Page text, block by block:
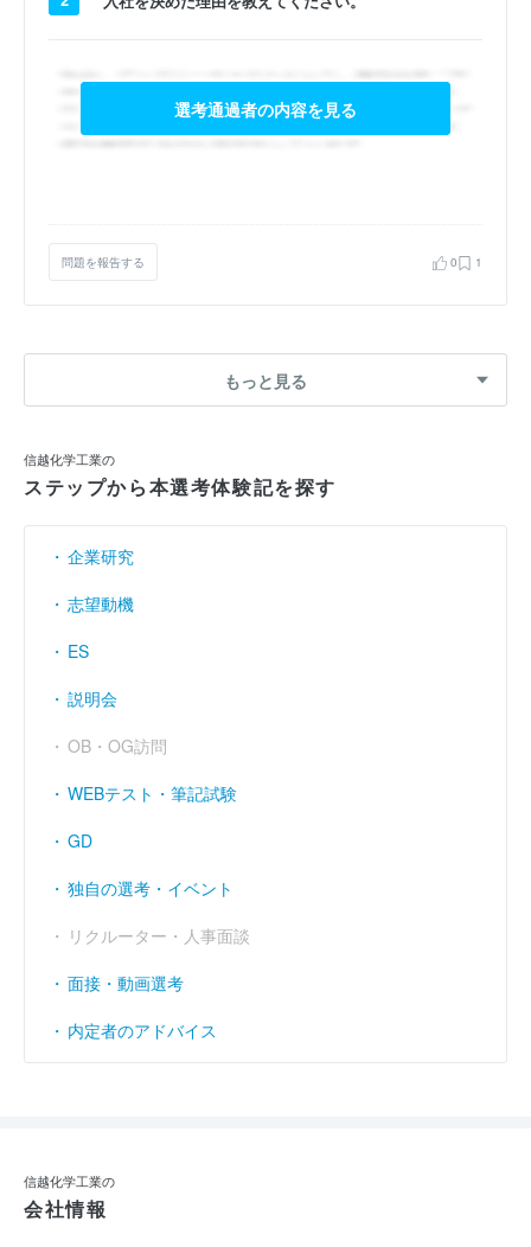
選考通過者の内容を見る
問題を報告する 0 1
もっと見る
信越化学工業の
ステップから本選考体験記を探す
企業研究
志望動機
ES
説明会
OB・OG訪問
WEBテスト・筆記試験
GD
独自の選考・イベント
リクルーター・人事面談
面接・動画選考
内定者のアドバイス
信越化学工業の
会社情報